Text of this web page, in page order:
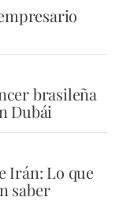
brasileña
Dubái
Irán: Lo que
saber